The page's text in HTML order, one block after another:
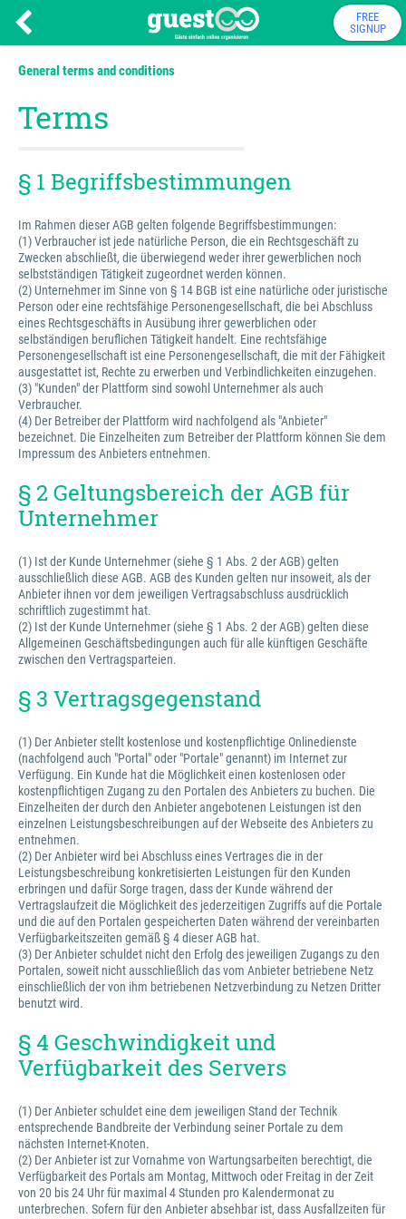
FREE
SIGNUP
General terms and conditions
Terms
§ 1 Begriffsbestimmungen
Im Rahmen dieser AGB gelten folgende Begriffsbestimmungen:
(1) Verbraucher ist jede natürliche Person, die ein Rechtsgeschäft zu
Zwecken abschließt, die überwiegend weder ihrer gewerblichen noch
selbstständigen Tätigkeit zugeordnet werden können.
(2) Unternehmer im Sinne von § 14 BGB ist eine natürliche oder juristische
Person oder eine rechtsfähige Personengesellschaft, die bei Abschluss
eines Rechtsgeschäfts in Ausübung ihrer gewerblichen oder
selbständigen beruflichen Tätigkeit handelt. Eine rechtsfähige
Personengesellschaft ist eine Personengesellschaft, die mit der Fähigkeit
ausgestattet ist, Rechte zu erwerben und Verbindlichkeiten einzugehen.
(3) "Kunden" der Plattform sind sowohl Unternehmer als auch
Verbraucher.
(4) Der Betreiber der Plattform wird nachfolgend als "Anbieter"
bezeichnet. Die Einzelheiten zum Betreiber der Plattform können Sie dem
Impressum des Anbieters entnehmen.
§ 2 Geltungsbereich der AGB für
Unternehmer
(1) Ist der Kunde Unternehmer (siehe § 1 Abs. 2 der AGB) gelten
ausschließlich diese AGB. AGB des Kunden gelten nur insoweit, als der
Anbieter ihnen vor dem jeweiligen Vertragsabschluss ausdrücklich
schriftlich zugestimmt hat.
(2) Ist der Kunde Unternehmer (siehe § 1 Abs. 2 der AGB) gelten diese
Allgemeinen Geschäftsbedingungen auch für alle künftigen Geschäfte
zwischen den Vertragsparteien.
§ 3 Vertragsgegenstand
(1) Der Anbieter stellt kostenlose und kostenpflichtige Onlinedienste
(nachfolgend auch "Portal" oder "Portale" genannt) im Internet zur
Verfügung. Ein Kunde hat die Möglichkeit einen kostenlosen oder
kostenpflichtigen Zugang zu den Portalen des Anbieters zu buchen. Die
Einzelheiten der durch den Anbieter angebotenen Leistungen ist den
einzelnen Leistungsbeschreibungen auf der Webseite des Anbieters zu
entnehmen.
(2) Der Anbieter wird bei Abschluss eines Vertrages die in der
Leistungsbeschreibung konkretisierten Leistungen für den Kunden
erbringen und dafür Sorge tragen, dass der Kunde während der
Vertragslaufzeit die Möglichkeit des jederzeitigen Zugriffs auf die Portale
und die auf den Portalen gespeicherten Daten während der vereinbarten
Verfügbarkeitszeiten gemäß § 4 dieser AGB hat.
(3) Der Anbieter schuldet nicht den Erfolg des jeweiligen Zugangs zu den
Portalen, soweit nicht ausschließlich das vom Anbieter betriebene Netz
einschließlich der von ihm betriebenen Netzverbindung zu Netzen Dritter
benutzt wird.
§ 4 Geschwindigkeit und
Verfügbarkeit des Servers
(1) Der Anbieter schuldet eine dem jeweiligen Stand der Technik
entsprechende Bandbreite der Verbindung seiner Portale zu dem
nächsten Internet-Knoten.
(2) Der Anbieter ist zur Vornahme von Wartungsarbeiten berechtigt, die
Verfügbarkeit des Portals am Montag, Mittwoch oder Freitag in der Zeit
von 20 bis 24 Uhr für maximal 4 Stunden pro Kalendermonat zu
unterbrechen. Sofern für den Anbieter absehbar ist, dass Ausfallzeiten für